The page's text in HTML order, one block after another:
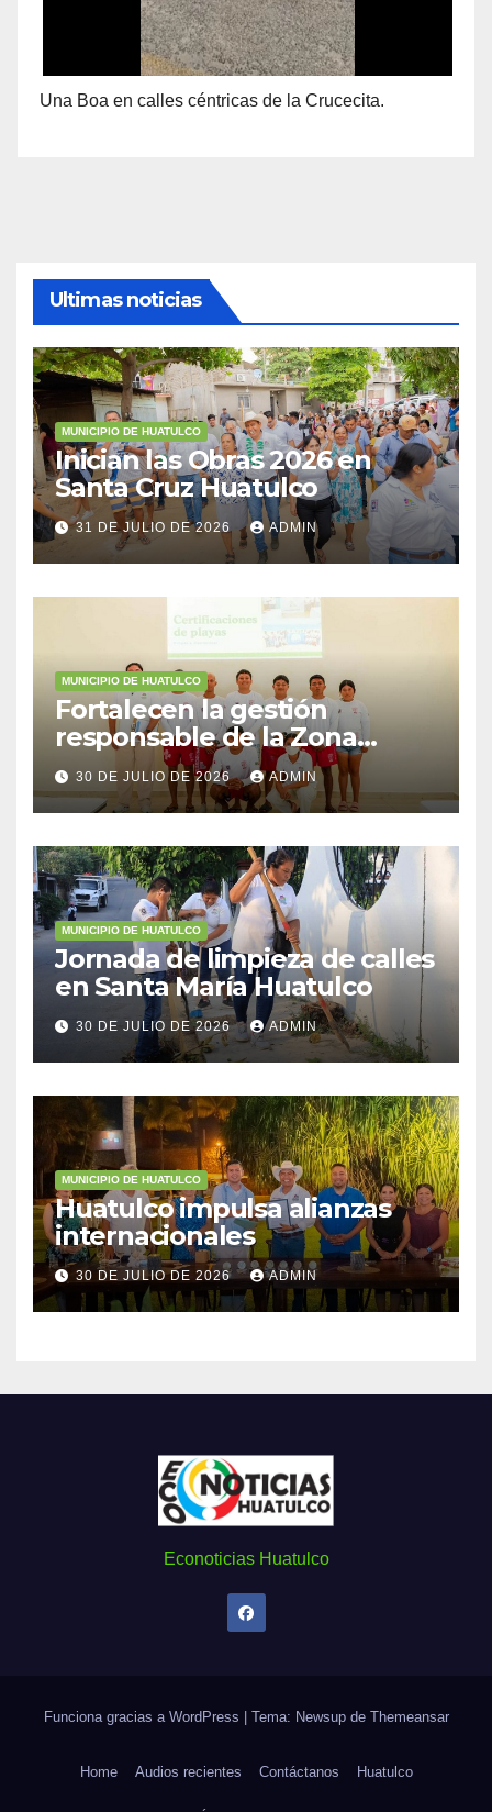
Una Boa en calles céntricas de la Crucecita.
Ultimas noticias
MUNICIPIO DE HUATULCO
Inician las Obras 2026 en
Santa Cruz Huatulco
31 DE JULIO DE 2026 ADMIN
MUNICIPIO DE HUATULCO
Fortalecen la gestión
responsable de la Zona
Federal Marítimo Terrestre
30 DE JULIO DE 2026 ADMIN
MUNICIPIO DE HUATULCO
Jornada de limpieza de calles
en Santa María Huatulco
30 DE JULIO DE 2026 ADMIN
MUNICIPIO DE HUATULCO
Huatulco impulsa alianzas
internacionales
30 DE JULIO DE 2026 ADMIN
Econoticias Huatulco
Funciona gracias a WordPress Tema: Newsup de Themeansar
Home Audios recientes Contáctanos Huatulco